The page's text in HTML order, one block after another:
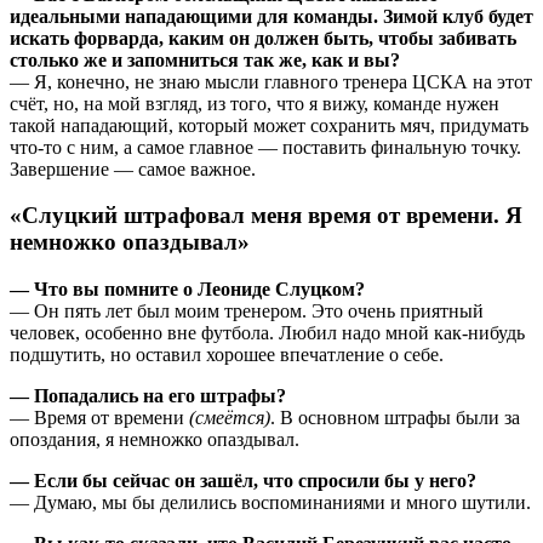
идеальными нападающими для команды. Зимой клуб будет
искать форварда, каким он должен быть, чтобы забивать
столько же и запомниться так же, как и вы?
— Я, конечно, не знаю мысли главного тренера ЦСКА на этот
счёт, но, на мой взгляд, из того, что я вижу, команде нужен
такой нападающий, который может сохранить мяч, придумать
что-то с ним, а самое главное — поставить финальную точку.
Завершение — самое важное.
«Слуцкий штрафовал меня время от времени. Я
немножко опаздывал»
— Что вы помните о Леониде Слуцком?
— Он пять лет был моим тренером. Это очень приятный
человек, особенно вне футбола. Любил надо мной как-нибудь
подшутить, но оставил хорошее впечатление о себе.
— Попадались на его штрафы?
— Время от времени (смеётся). В основном штрафы были за
опоздания, я немножко опаздывал.
— Если бы сейчас он зашёл, что спросили бы у него?
— Думаю, мы бы делились воспоминаниями и много шутили.